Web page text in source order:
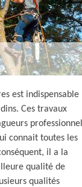
est indispensable
Ces travaux
connait toutes les
il a la
qualité de
qualités